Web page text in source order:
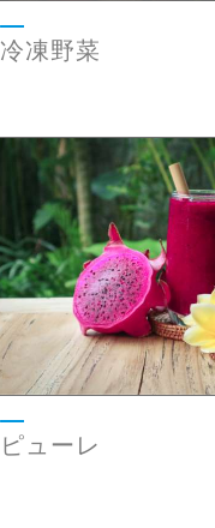
冷凍野菜
ピューレ